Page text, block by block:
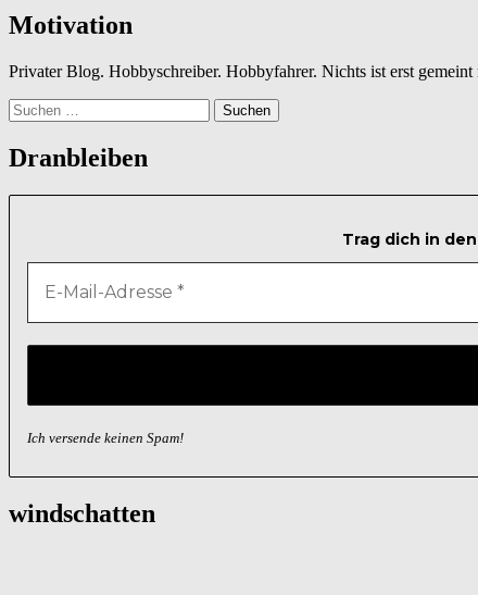
Motivation
Privater Blog. Hobbyschreiber. Hobbyfahrer. Nichts ist erst
Suchen
nach:
Dranbleiben
Trag dich in
Ich versende keinen Spam!
windschatten